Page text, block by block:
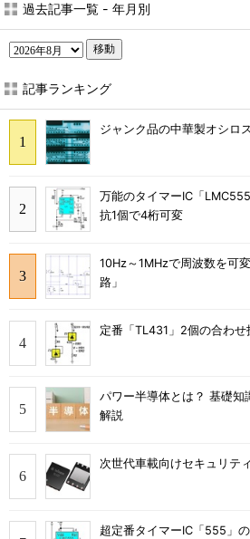
過去記事一覧 - 年月別
移動
記事ランキング
ジャンク品の中華製オシロ
万能のタイマーIC「
抗1個で4桁可変
10Hz～1MHzで周波数を可
路」
定番「TL431」2個の合わ
パワー半導体とは？ 基礎知
解説
次世代車載向けセキュリテ
超定番タイマーIC「555」